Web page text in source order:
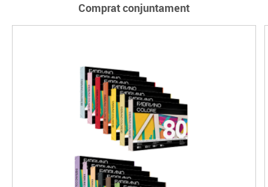
Comprat conjuntament